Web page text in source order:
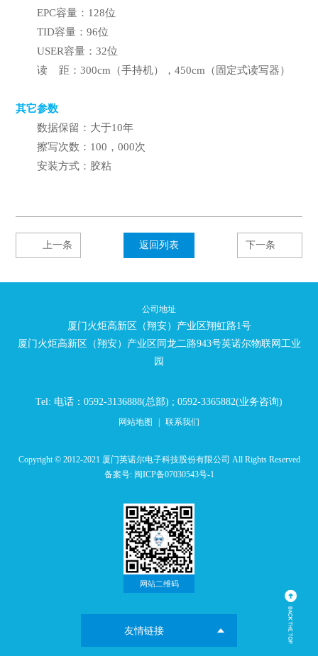
EPC容量：128位
TID容量：96位
USER容量：32位
读 距：300cm（手持机），450cm（固定式读写器）
其它参数
数据保留：大于10年
擦写次数：100，000次
安装方式：胶粘
上一条 返回列表 下一条
公司地址
厦门火炬高新区（翔安）产业区翔虹路1号
厦门火炬高新区（翔安）产业区同龙二路943号英诺尔物联网工业
园
Tel: 电话：0592-3136888(总部) ; 0592-3365882(业务咨询)
网站地图 | 联系我们
Copyright © 2012-2021 厦门英诺尔电子科技股份有限公司 All Rights Reserved
备案号: 闽ICP备07030543号-1
网站二维码
友情链接